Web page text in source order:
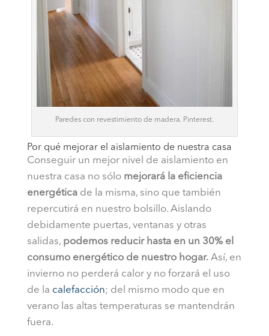
Paredes con revestimiento de madera. Pinterest.
Por qué mejorar el aislamiento de nuestra casa
Conseguir un mejor nivel de aislamiento en
nuestra casa no sólo mejorará la eficiencia
energéticade la misma, sino que también
repercutirá en nuestro bolsillo. Aislando
debidamente puertas, ventanas y otras
salidas, podemos reducir hasta en un 30% el
consumo energético de nuestro hogar.Así, en
invierno no perderá calor y no forzará el uso
de la calefacción; del mismo modo que en
verano las altas temperaturas se mantendrán
fuera.